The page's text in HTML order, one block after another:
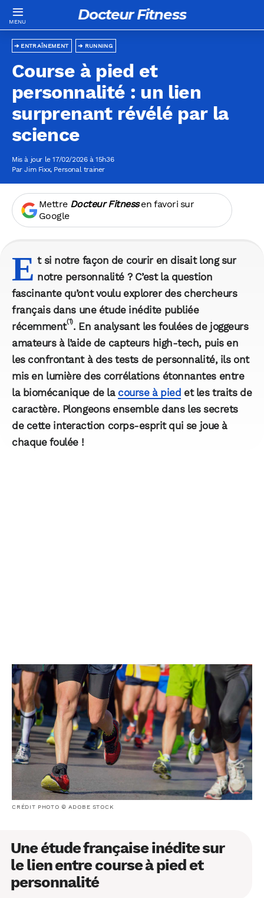
Docteur Fitness
RUNNING
ENTRAÎNEMENT
Course à pied et
personnalité : un lien
surprenant révélé par la
science
Mis à jour le 17/02/2026 à 15h36
ParJim Fixx, Personal trainer
Mettre Docteur Fitnessen favori sur
Google
E t si notre façon de courir en disait long sur
notre personnalité ? C’est la question
fascinante qu’ont voulu explorer des chercheurs
français dans une étude inédite publiée
récemment(1). En analysant les foulées de joggeurs
amateurs à l’aide de capteurs high-tech, puis en
les confrontant à des tests de personnalité, ils ont
mis en lumière des corrélations étonnantes entre
la biomécanique de la course à pied et les traits de
caractère. Plongeons ensemble dans les secrets
de cette interaction corps-esprit qui se joue à
chaque foulée !
CRÉDIT PHOTO © ADOBE STOCK
Une étude française inédite sur
le lien entre course à pied et
personnalité